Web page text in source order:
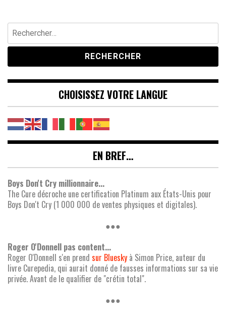
Rechercher :
CHOISISSEZ VOTRE LANGUE
EN BREF…
Boys Don't Cry millionnaire...
The Cure décroche une certification Platinum aux États-Unis pour
Boys Don't Cry (1 000 000 de ventes physiques et digitales).
●●●
Roger O'Donnell pas content...
Roger O'Donnell s'en prend sur Bluesky à Simon Price, auteur du
livre Curepedia, qui aurait donné de fausses informations sur sa vie
privée. Avant de le qualifier de "crétin total".
●●●